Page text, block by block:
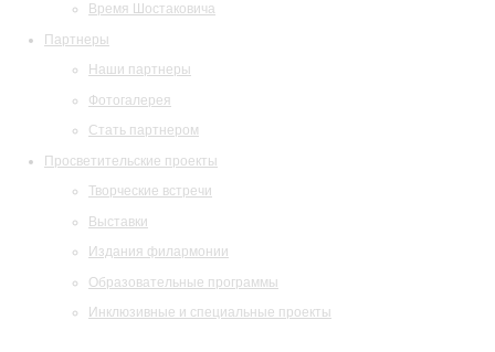
Время Шостаковича
Партнеры
Наши партнеры
Фотогалерея
Стать партнером
Просветительские проекты
Творческие встречи
Выставки
Издания филармонии
Образовательные программы
Инклюзивные и специальные проекты